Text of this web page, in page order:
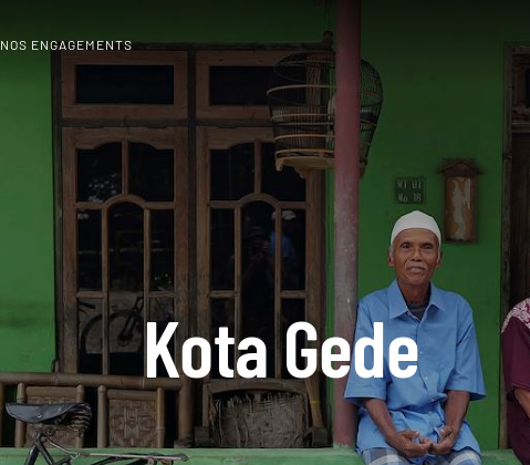
NOS ENGAGEMENTS
Kota Gede